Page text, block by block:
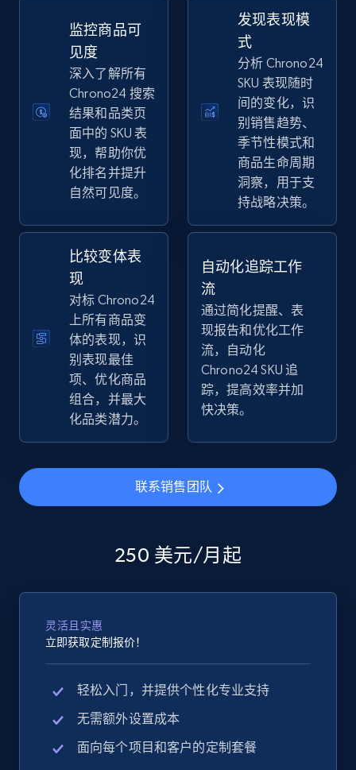
URL, Product id, Title, Seller name, Seller rating,
Seller reviews, Breadcrumbs, Root category, and
more.
2.5K+ 359+ 立即开始
eBay - Gather data on products using
specified keywords
URL, Product id, Title, Seller name, Seller rating,
Seller reviews, Breadcrumbs, Root category, and
more.
2.5K+ 359+ 立即开始
Seller reviews, Breadcrumbs, Root category, and
more.
359+ 立即开始
eBay - Collect records by category
more.
监控商品可
见度
深入了解所有
Chrono24 搜索
结果和品类页
面中的 SKU 表
现，帮助你优
化排名并提升
自然可见度。
发现表现模
式
分析 Chrono24
SKU 表现随时
间的变化，识
别销售趋势、
季节性模式和
商品生命周期
洞察，用于支
持战略决策。
比较变体表
现
对标 Chrono24
上所有商品变
体的表现，识
别表现最佳
项、优化商品
组合，并最大
化品类潜力。
自动化追踪工作
流
通过简化提醒、表
现报告和优化工作
流，自动化
Chrono24 SKU 追
踪，提高效率并加
快决策。
联系销售团队
250 美元/月起
灵活且实惠
立即获取定制报价！
轻松入门，并提供个性化专业支持
无需额外设置成本
面向每个项目和客户的定制套餐